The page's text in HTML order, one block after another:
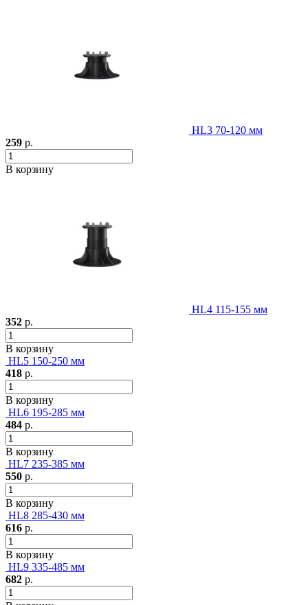
HL3 70-120 мм
259 р.
В корзину
HL4 115-155 мм
352 р.
В корзину
HL5 150-250 мм
418 р.
В корзину
HL6 195-285 мм
484 р.
В корзину
HL7 235-385 мм
550 р.
В корзину
HL8 285-430 мм
616 р.
В корзину
HL9 335-485 мм
682 р.